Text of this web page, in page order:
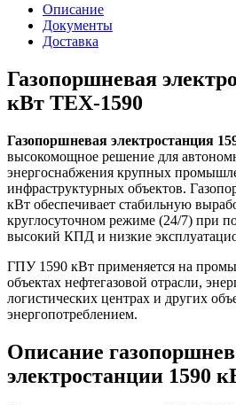
Описание
Документы
Доставка
Газопоршневая
кВт TEX-1590
Газопоршневая электростанция
высокомощное решение для
энергоснабжения крупных
инфраструктурных объектов.
кВт обеспечивает стабильную
круглосуточном режиме (24/7) при
высокий КПД и низкие
ГПУ 1590 кВт применяется на
объектах нефтегазовой отрасли,
логистических центрах и других
энергопотреблением.
Описание
электростанции 1590